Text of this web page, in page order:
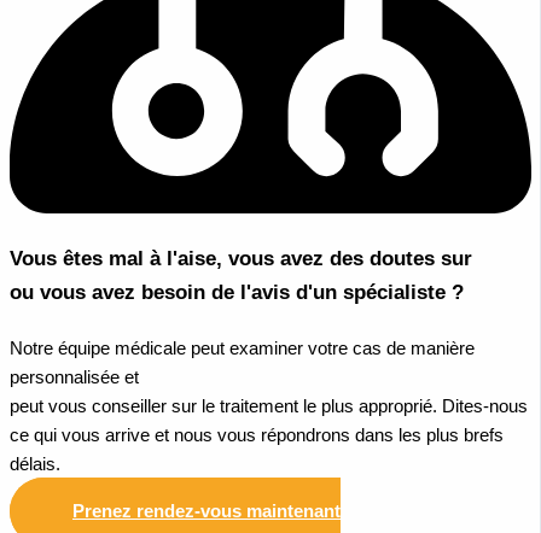
Vous êtes mal à l'aise, vous avez des doutes sur
ou vous avez besoin de l'avis d'un spécialiste ?
Notre équipe médicale peut examiner votre cas de manière
personnalisée et
peut vous conseiller sur le traitement le plus approprié. Dites-nous
ce qui vous arrive et nous vous répondrons dans les plus brefs
délais.
Prenez rendez-vous maintenant